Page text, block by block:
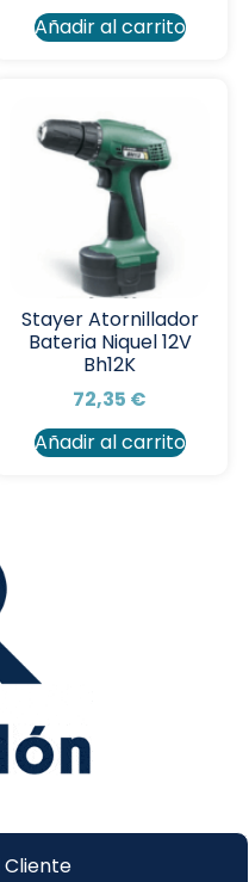
Añadir al carrito
Stayer Atornillador
Bateria Niquel 12V
Bh12K
72,35 €
Añadir al carrito